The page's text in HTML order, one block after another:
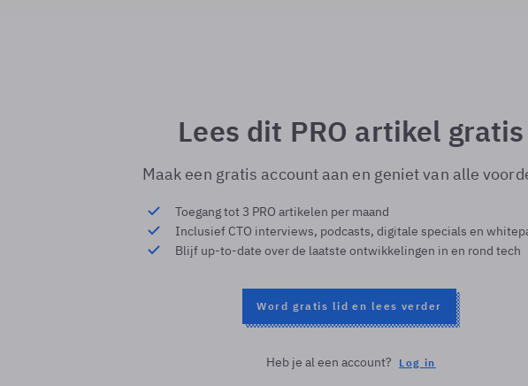
Lees dit PRO artikel gratis
Maak een gratis account aan en geniet van alle
Toegang tot 3 PRO artikelen per maand
Inclusief CTO interviews, podcasts, digitale specials en
Blijf up-to-date over de laatste ontwikkelingen in en rond tech
Word gratis lid en lees verder
Heb je al een account? Log in